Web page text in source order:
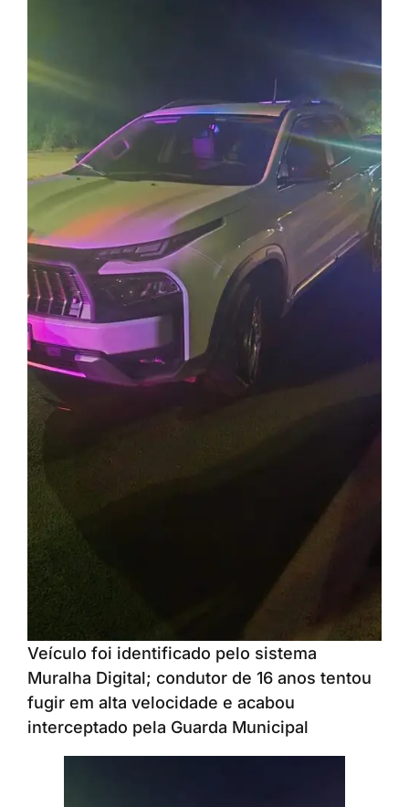
Veículo foi identificado pelo sistema
Muralha Digital; condutor de 16 anos tentou
fugir em alta velocidade e acabou
interceptado pela Guarda Municipal